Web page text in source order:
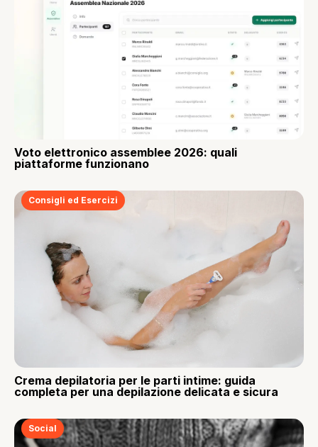
Voto elettronico assemblee 2026: quali
piattaforme funzionano
Consigli ed Esercizi
Crema depilatoria per le parti intime: guida
completa per una depilazione delicata e sicura
Social